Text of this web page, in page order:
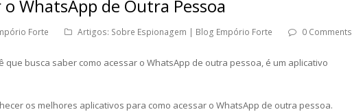
o WhatsApp de Outra Pessoa
Forte Artigos: Sobre Espionagem | Blog Empório Forte 0 Comments
que busca saber como acessar o WhatsApp de outra pessoa, é um aplicativo
os melhores aplicativos para como acessar o WhatsApp de outra pessoa.